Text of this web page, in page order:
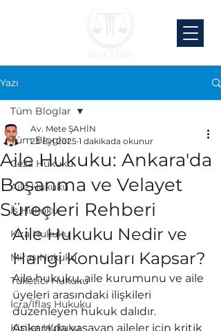
Yazı
Tüm Bloglar
Ceza Hukuku
Aile Hukuku
İş Hukuku
Kira Hukuku
Miras Hukuku
Tüketici Hukuku
İcra/İflas Hukuku
Kişiler Hukuku
Tüm Bloglar
Aile Hukuku: Ankara'da
Boşanma ve Velayet
Süreçleri Rehberi
Av. Mete ŞAHİN
23 Eyl 2025 1 dakikada okunur
Aile Hukuku Nedir ve
Hangi Konuları Kapsar?
Aile hukuku, aile kurumunu ve aile
üyeleri arasındaki ilişkileri
düzenleyen hukuk dalıdır.
Ankara'da yaşayan aileler için kritik